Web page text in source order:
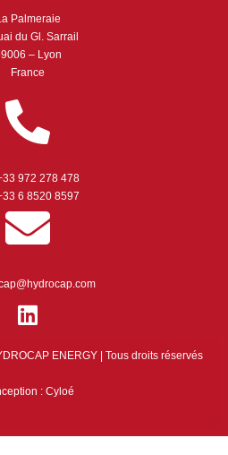
Palmeraie
du Gl. Sarrail
– Lyon
France
972 278 478
6 8520 8597
ENERGY | Tous droits réservés
: Cyloé